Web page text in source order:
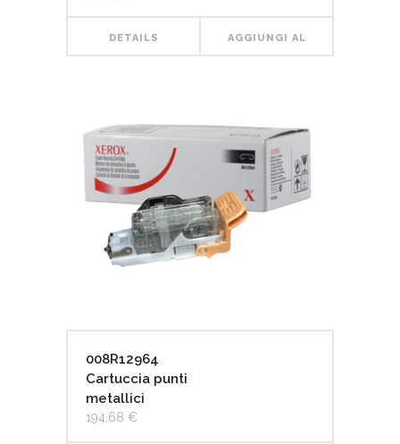
DETAILS AGGIUNGI AL
008R12964
Cartuccia punti
metallici
194,68 €